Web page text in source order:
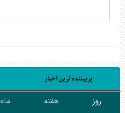
پربیننده ترین اخبار
روز هفته ماه